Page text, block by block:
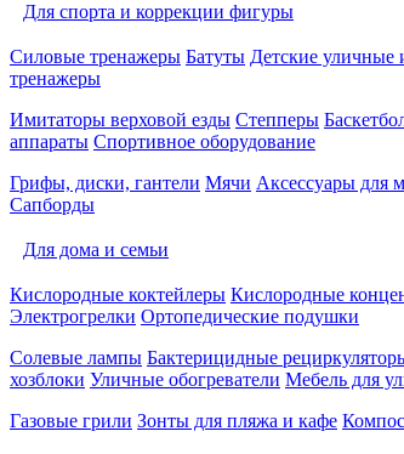
Для спорта и коррекции фигуры
Силовые тренажеры Батуты Детские уличные
тренажеры
Имитаторы верховой езды Степперы
аппараты Спортивное оборудование
Грифы, диски, гантели Мячи Аксессуары для
Сапборды
Для дома и семьи
Кислородные коктейлеры Кислородные
Электрогрелки Ортопедические подушки
Солевые лампы Бактерицидные
хозблоки Уличные обогреватели Мебель для
Газовые грили Зонты для пляжа и кафе